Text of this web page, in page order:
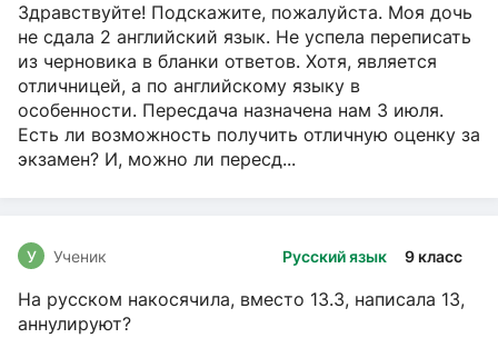
Здравствуйте! Подскажите, пожалуйста. Моя дочь
не сдала 2 английский язык. Не успела переписать
из черновика в бланки ответов. Хотя, является
отличницей, а по английскому языку в
особенности. Пересдача назначена нам 3 июля.
Есть ли возможность получить отличную оценку за
экзамен? И, можно ли пересд...
Русский язык 9 класс
У Ученик
На русском накосячила, вместо 13.3, написала 13,
аннулируют?